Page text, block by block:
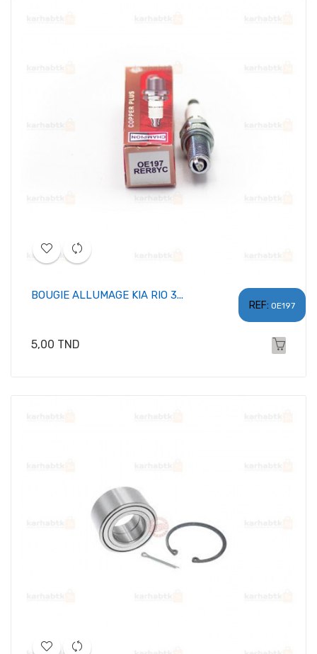
REF: OE197
BOUGIE ALLUMAGE KIA RIO 3...
Prix
5,00 TND